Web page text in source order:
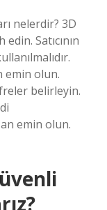
nelerdir? 3D
Satıcının
emin olun.
belirleyin.
emin olun.